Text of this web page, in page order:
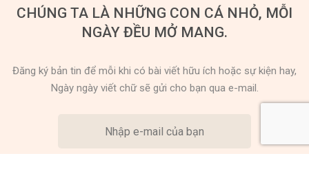
CHÚNG TA LÀ NHỮNG CON CÁ NHỎ, MỖI
NGÀY ĐỀU MỞ MANG.
Đăng ký bản tin để mỗi khi có bài viết hữu ích hoặc sự kiện hay,
Ngày ngày viết chữ sẽ gửi cho bạn qua e-mail.